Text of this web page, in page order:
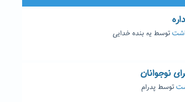
توسط یه بنده خدایی
نوجوانان
توسط پدرام